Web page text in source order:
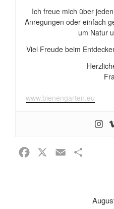
Ich freue mich über
Anregungen oder einfach
um Natur
Viel Freude beim
www.bienengarten.eu